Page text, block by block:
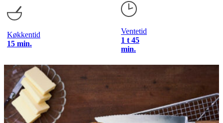
Køkkentid
15 min.
Ventetid
1 t 45
min.